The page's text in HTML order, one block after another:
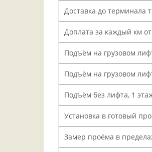
Доставка до терминала
Доплата за каждый км
Подъём на грузовом
Подъём на грузовом
Подъём без лифта, 1
Установка в готовый
Замер проёма в